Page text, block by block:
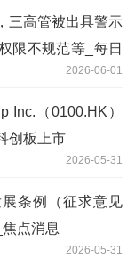
三高管被出具警示
限不规范等_每日
2026-06-01
Inc.（0100.HK）
创板上市
2026-05-31
展条例（征求意见
点消息
2026-05-31